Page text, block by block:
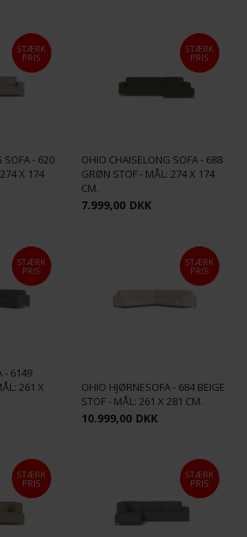
STÆRK
PRIS
SOFA - 620
X 174
STÆRK
PRIS
OHIO CHAISELONG SOFA - 688
GRØN STOF - MÅL: 274 X 174
CM.
7.999,00 DKK
STÆRK
PRIS
- 6149
261 X
STÆRK
PRIS
OHIO HJØRNESOFA - 684 BEIGE
STOF - MÅL: 261 X 281 CM.
10.999,00 DKK
STÆRK
PRIS
STÆRK
PRIS